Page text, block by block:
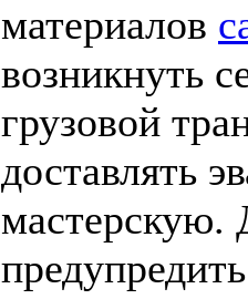
материалов
возникнуть
грузовой
доставлять
мастерскую.